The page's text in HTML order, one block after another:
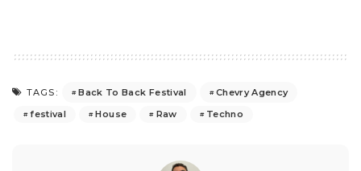
TAGS: Back To Back Festival
Chevry Agency
festival
House Raw Techno